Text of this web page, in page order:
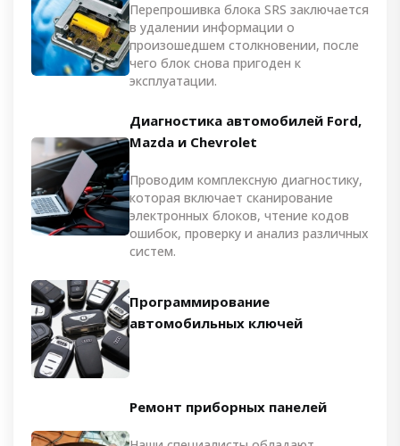
Перепрошивка блока SRS заключается
в удалении информации о
произошедшем столкновении, после
чего блок снова пригоден к
эксплуатации.
Диагностика автомобилей Ford,
Mazda и Chevrolet
Проводим комплексную диагностику,
которая включает сканирование
электронных блоков, чтение кодов
ошибок, проверку и анализ различных
систем.
Программирование
автомобильных ключей
Ремонт приборных панелей